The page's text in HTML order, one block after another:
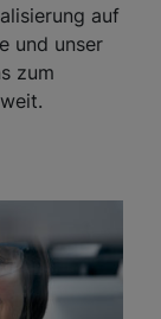
auf
und unser
zum